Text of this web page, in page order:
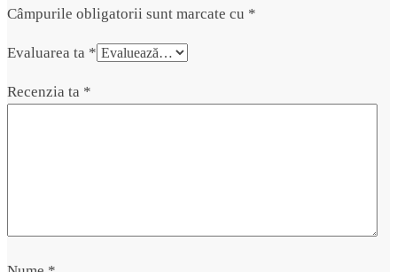
Câmpurile obligatorii sunt marcate cu *
Evaluarea ta *
Recenzia ta *